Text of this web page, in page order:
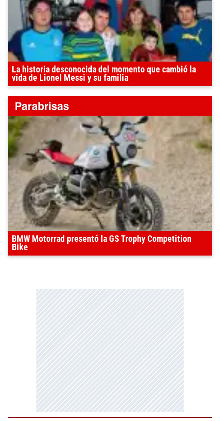
La historia desconocida del momento que cambió la
vida de Lionel Messi y su familia
BMW Motorrad presentó la GS Trophy Competition
Bike